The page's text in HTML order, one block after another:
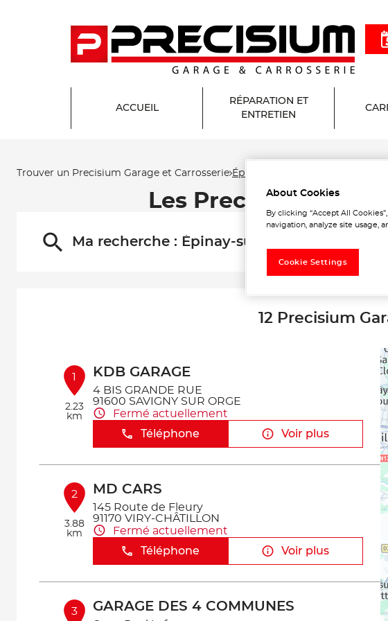
ACCUEIL
RÉPARATION ET
ENTRETIEN
Trouver un Precisium Garage et Carrosserie Épinay-sur-Orge
Les Precisium
Ma recherche : Épinay-sur-Orge
12 Precisium
1
2.23
km
KDB GARAGE
4 BIS GRANDE RUE
91600 SAVIGNY SUR ORGE
Fermé actuellement
Téléphone
Voir plus
2
3.88
km
MD CARS
145 Route de Fleury
91170 VIRY-CHÂTILLON
Fermé actuellement
Téléphone
Voir plus
3 GARAGE DES 4 COMMUNES
About Cookies
By clicking “Accept All
navigation, analyze site usage,
Cookie Settings